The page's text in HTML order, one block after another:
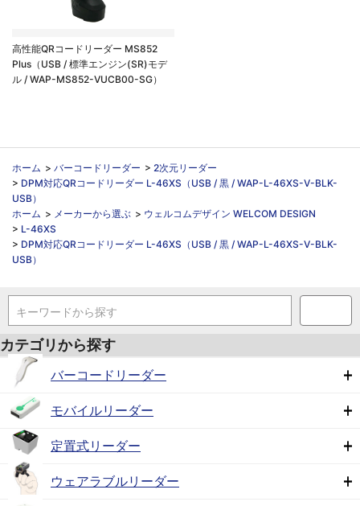
高性能QRコードリーダー MS852
Plus（USB / 標準エンジン(SR)モデ
ル / WAP-MS852-VUCB00-SG）
ホーム > バーコードリーダー > 2次元リーダー
> DPM対応QRコードリーダー L-46XS（USB / 黒 / WAP-L-46XS-V-BLK-
USB）
ホーム > メーカーから選ぶ > ウェルコムデザイン WELCOM DESIGN
> L-46XS
> DPM対応QRコードリーダー L-46XS（USB / 黒 / WAP-L-46XS-V-BLK-
USB）
キーワードから探す
カテゴリから探す
バーコードリーダー
モバイルリーダー
定置式リーダー
ウェアラブルリーダー